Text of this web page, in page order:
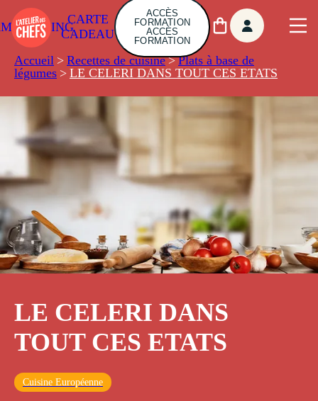
CARTE
CADEAU
ACCÈS
FORMATION
ACCÈS
FORMATION
Accueil > Recettes de cuisine > Plats à base de
légumes > LE CELERI DANS TOUT CES ETATS
LE CELERI DANS
TOUT CES ETATS
Cuisine Européenne